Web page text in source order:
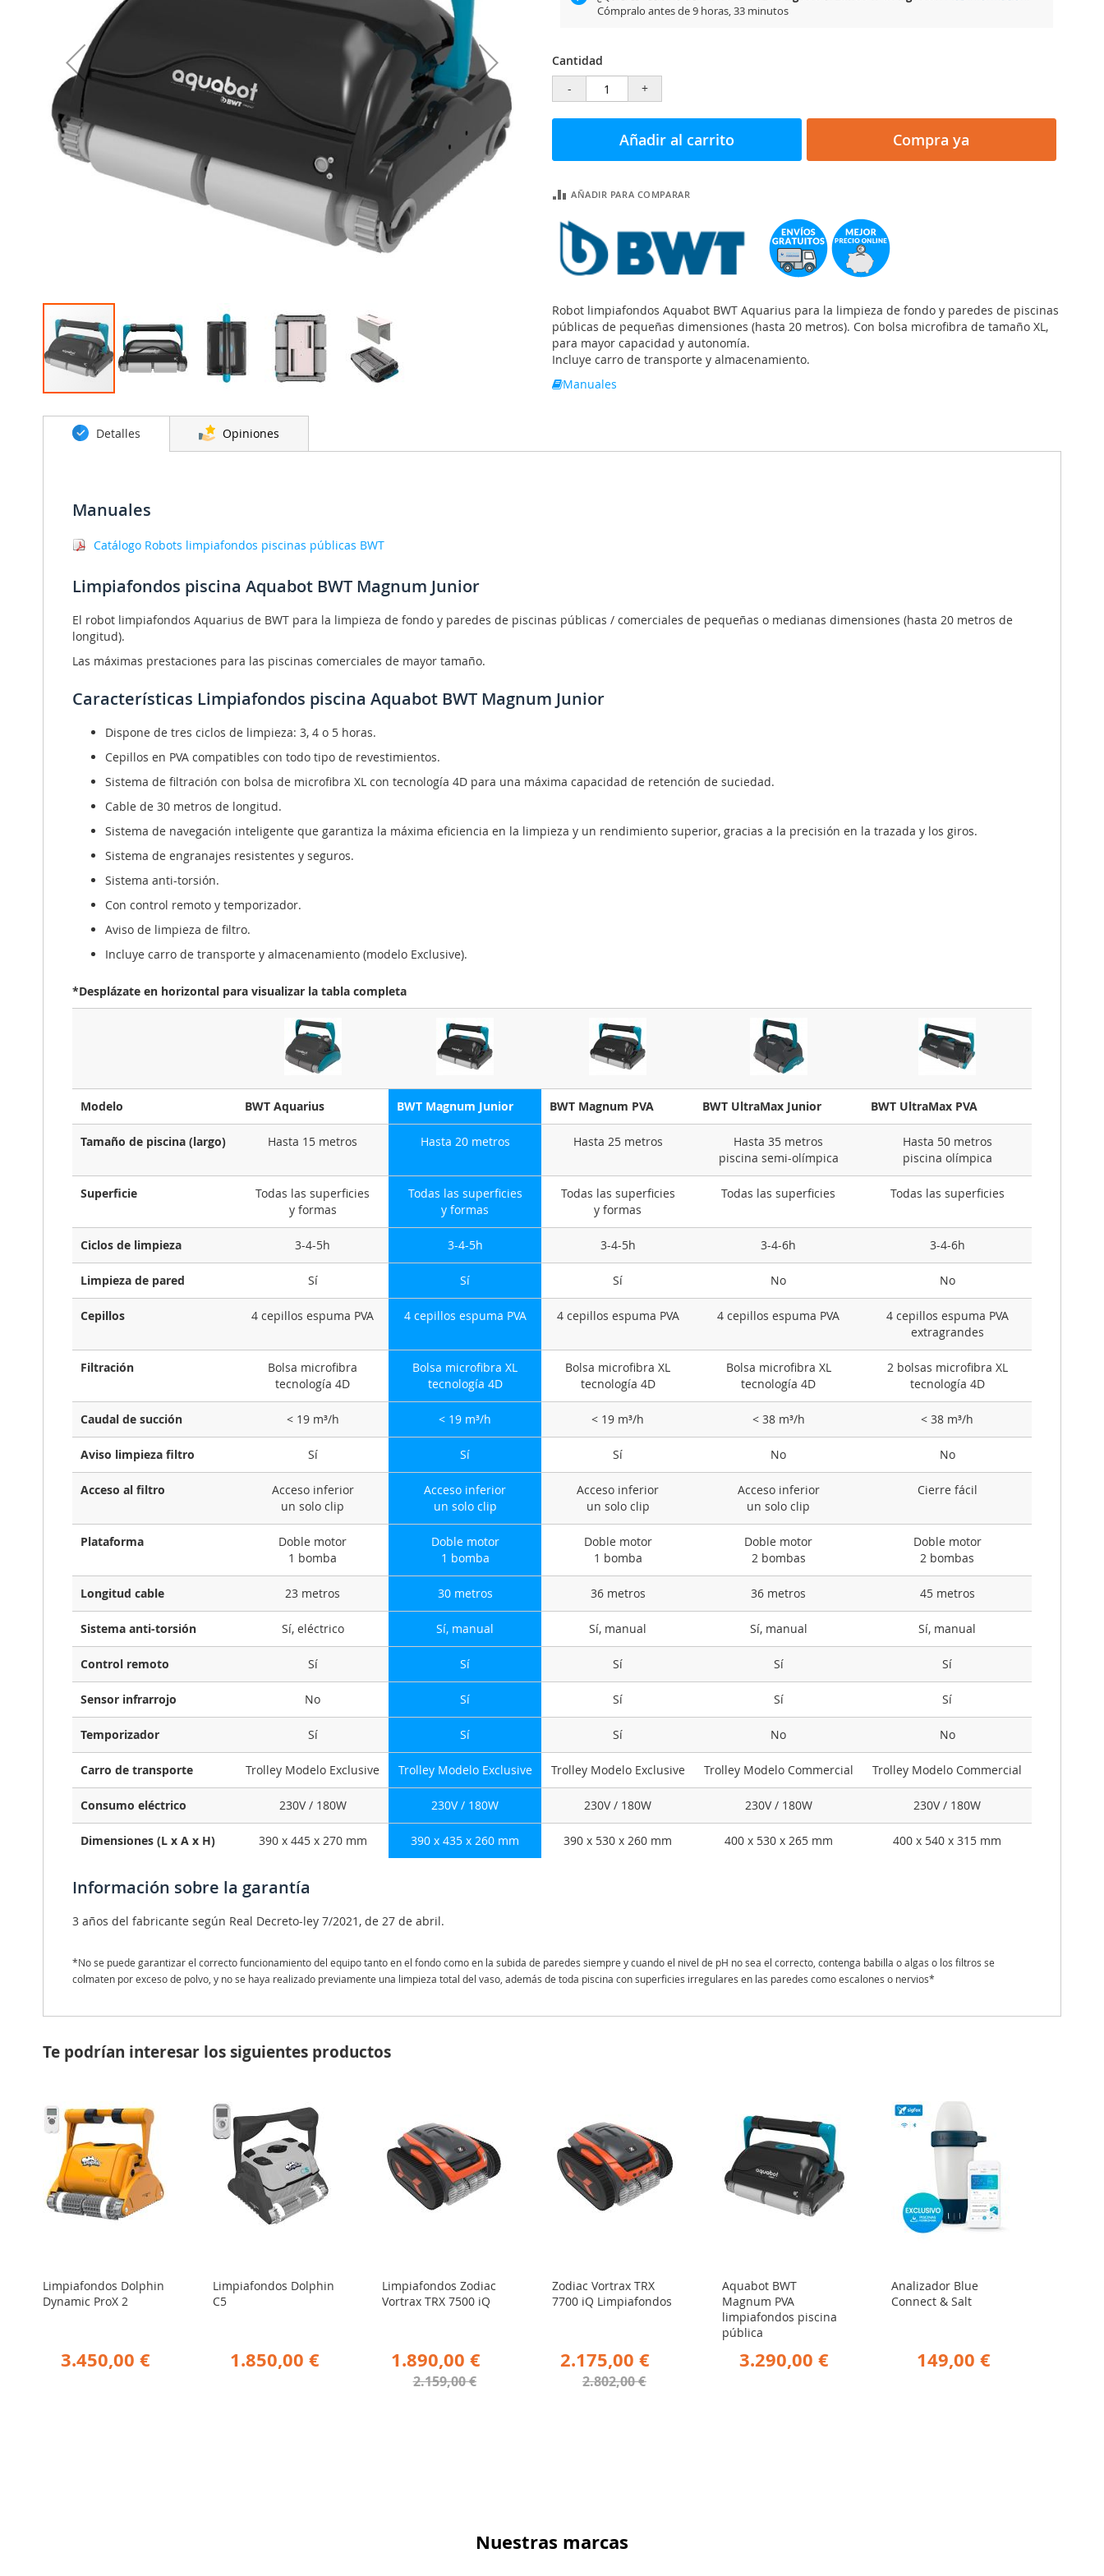
Cómpralo antes de9 horas, 33 minutos
Cantidad
-
+
Añadir al carrito Compra ya
AÑADIR PARA COMPARAR
Robot limpiafondos Aquabot BWT Aquarius para la limpieza de fondo y paredes de piscinas
públicas de pequeñas dimensiones (hasta 20 metros). Con bolsa microfibra de tamaño XL,
para mayor capacidad y autonomía.
Incluye carro de transporte y almacenamiento.
Manuales
al
comienzo
imágenes
Detalles
Manuales
Catálogo Robots limpiafondos piscinas públicas BWT
Limpiafondos piscina Aquabot BWT Magnum Junior
El robot limpiafondos Aquarius de BWT para la limpieza de fondo y paredes de piscinas públicas / comerciales de pequeñas o medianas dimensiones (hasta 20 metros de
longitud).
Las máximas prestaciones para las piscinas comerciales de mayor tamaño.
Características Limpiafondos piscina Aquabot BWT Magnum Junior
Dispone de tres ciclos de limpieza: 3, 4 o 5 horas.
Cepillos en PVA compatibles con todo tipo de revestimientos.
Sistema de filtración con bolsa de microfibra XL con tecnología 4D para una máxima capacidad de retención de suciedad.
Cable de 30 metros de longitud.
Sistema de navegación inteligente que garantiza la máxima eficiencia en la limpieza y un rendimiento superior, gracias a la precisión en la trazada y los giros.
Sistema de engranajes resistentes y seguros.
Sistema anti-torsión.
Con control remoto y temporizador.
Aviso de limpieza de filtro.
Incluye carro de transporte y almacenamiento (modelo Exclusive).
*Desplázate en horizontal para visualizar la tabla completa
Modelo BWT Aquarius BWT Magnum Junior BWT Magnum PVA BWT UltraMax Junior BWT UltraMax PVA
Tamaño de piscina (largo) Hasta 15 metros Hasta 20 metros Hasta 25 metros
Hasta 35 metros
piscina semi-olímpica
Hasta 50 metros
piscina olímpica
Superficie
Todas las superficies
y formas
Todas las superficies
y formas
Todas las superficies
y formas
Todas las superficies Todas las superficies
Ciclos de limpieza 3-4-5h 3-4-5h 3-4-5h 3-4-6h 3-4-6h
Limpieza de pared Sí Sí Sí No No
Cepillos 4 cepillos espuma PVA 4 cepillos espuma PVA 4 cepillos espuma PVA 4 cepillos espuma PVA
4 cepillos espuma PVA
extragrandes
Filtración
Bolsa microfibra
tecnología 4D
Bolsa microfibra XL
tecnología 4D
Bolsa microfibra XL
tecnología 4D
Bolsa microfibra XL
tecnología 4D
2 bolsas microfibra XL
tecnología 4D
Caudal de succión < 19 m³/h < 19 m³/h < 19 m³/h < 38 m³/h < 38 m³/h
Aviso limpieza filtro Sí Sí Sí No No
Acceso al filtro
Acceso inferior
un solo clip
Acceso inferior
un solo clip
Acceso inferior
un solo clip
Acceso inferior
un solo clip
Cierre fácil
Plataforma
Doble motor
1 bomba
Doble motor
1 bomba
Doble motor
1 bomba
Doble motor
2 bombas
Doble motor
2 bombas
Longitud cable 23 metros 30 metros 36 metros 36 metros 45 metros
Sistema anti-torsión Sí, eléctrico Sí, manual Sí, manual Sí, manual Sí, manual
Control remoto Sí Sí Sí Sí Sí
Sensor infrarrojo No Sí Sí Sí Sí
Temporizador Sí Sí Sí No No
Carro de transporte Trolley Modelo Exclusive Trolley Modelo Exclusive Trolley Modelo Exclusive Trolley Modelo Commercial Trolley Modelo Commercial
Consumo eléctrico 230V / 180W 230V / 180W 230V / 180W 230V / 180W 230V / 180W
Dimensiones (L x A x H) 390 x 445 x 270 mm 390 x 435 x 260 mm 390 x 530 x 260 mm 400 x 530 x 265 mm 400 x 540 x 315 mm
Información sobre la garantía
3 años del fabricante según Real Decreto-ley 7/2021, de 27 de abril.
*No se puede garantizar el correcto funcionamiento del equipo tanto en el fondo como en la subida de paredes siempre y cuando el nivel de pH no sea el correcto, contenga babilla o algas o los filtros se
colmaten por exceso de polvo, y no se haya realizado previamente una limpieza total del vaso, además de toda piscina con superficies irregulares en las paredes como escalones o nervios*
Opiniones
Te podrían interesar los siguientes productos
Limpiafondos Dolphin
Dynamic ProX 2
3.450,00 €
Limpiafondos Dolphin
C5
1.850,00 €
Limpiafondos Zodiac
Vortrax TRX 7500 iQ
1.890,00 €
2.159,00 €
Zodiac Vortrax TRX
7700 iQ Limpiafondos
2.175,00 €
2.802,00 €
Aquabot BWT
Magnum PVA
limpiafondos piscina
pública
3.290,00 €
Analizador Blue
Connect & Salt
149,00 €
Nuestras marcas